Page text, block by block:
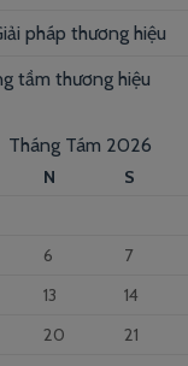
pháp thương hiệu
tầm thương hiệu
Tháng Tám 2026
N S
6 7
13 14
20 21